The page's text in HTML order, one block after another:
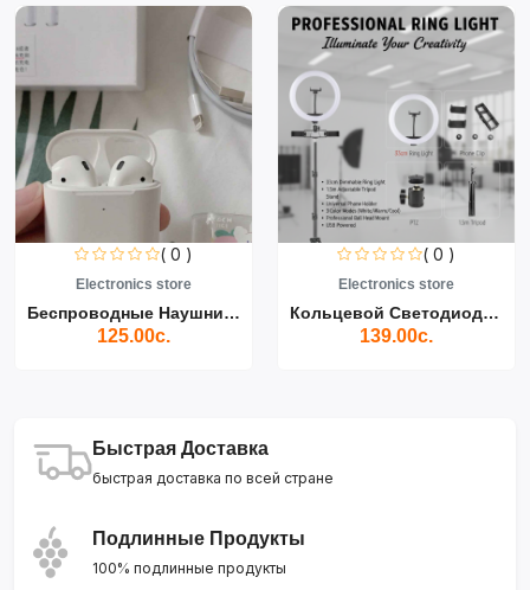
( 0 )
Electronics store
Беспроводные Наушники Air...
125.00с.
( 0 )
Electronics store
Кольцевой Светодиодный Св...
139.00с.
Быстрая Доставка
быстрая доставка по всей стране
Подлинные Продукты
100% подлинные продукты